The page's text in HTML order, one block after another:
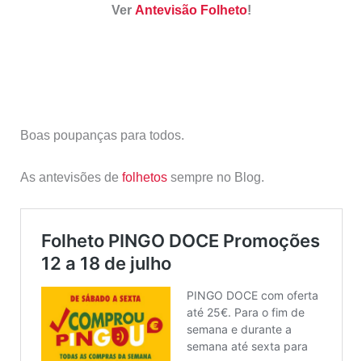
Ver Antevisão Folheto!
Boas poupanças para todos.
As antevisões de folhetossempre no Blog.